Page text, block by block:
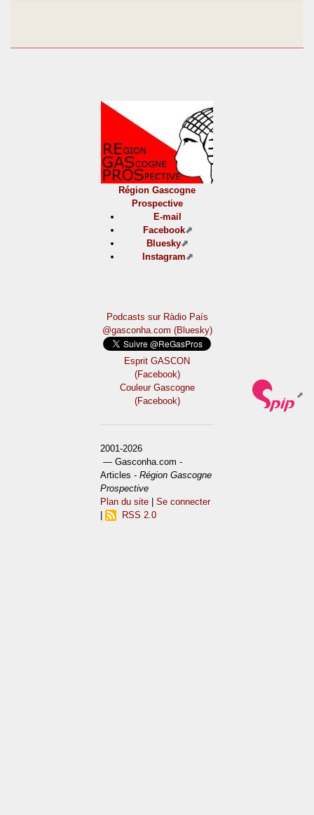
Région Gascogne
Prospective
E-mail
Facebook
Bluesky
Instagram
Podcasts sur Ràdio País
@gasconha.com (Bluesky)
Esprit GASCON
(Facebook)
Couleur Gascogne
(Facebook)
2001-2026
— Gasconha.com -
Articles -Région Gascogne
Prospective
Plan du site |Se connecter
RSS 2.0